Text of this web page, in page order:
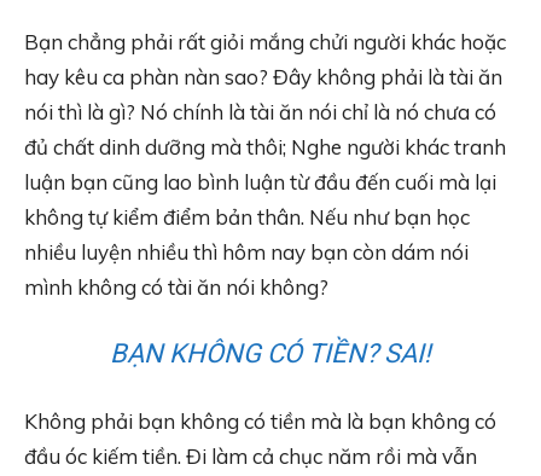
Bạn chẳng phải rất giỏi mắng chửi người khác hoặc
hay kêu ca phàn nàn sao? Đây không phải là tài ăn
nói thì là gì? Nó chính là tài ăn nói chỉ là nó chưa có
đủ chất dinh dưỡng mà thôi; Nghe người khác tranh
luận bạn cũng lao bình luận từ đầu đến cuối mà lại
không tự kiểm điểm bản thân. Nếu như bạn học
nhiều luyện nhiều thì hôm nay bạn còn dám nói
mình không có tài ăn nói không?
BẠN KHÔNG CÓ TIỀN? SAI!
Không phải bạn không có tiền mà là bạn không có
đầu óc kiếm tiền. Đi làm cả chục năm rồi mà vẫn